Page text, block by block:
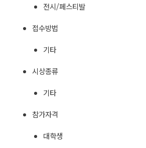
전시/페스티발
접수방법
기타
시상종류
기타
참가자격
대학생